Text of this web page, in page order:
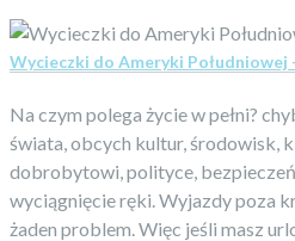
Wycieczki do Ameryki Południowej
Na czym polega życie w pełni?
świata, obcych kultur, środowisk,
dobrobytowi, polityce,
wyciągnięcie ręki. Wyjazdy poza
żaden problem. Więc jeśli masz